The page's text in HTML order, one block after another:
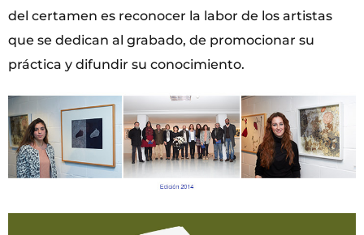
del certamen es reconocer la labor de los artistas
que se dedican al grabado, de promocionar su
práctica y difundir su conocimiento.